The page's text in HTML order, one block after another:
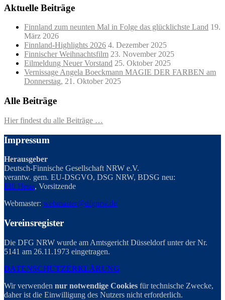
Aktuelle Beiträge
Finnland zum neunten Mal in Folge das glücklichste Land 19.
März 2026
Finnland-Highlights 2026 4. Dezember 2025
Finnischer Weihnachtsfilm 23. November 2025
Eilmeldung Neuer Vorstand 25. Oktober 2025
Vernissage Angela Boeckmann MAGIE DER FARBEN am
Donnerstag, 21. Oktober 2025
Alle Beiträge
Hier findest du alle Beiträge …
Impressum
Herausgeber
Deutsch-Finnische Gesellschaft NRW e.V.
verantw. gem. EU-DSGVO, DSG NRW, BDSG neu:
Elfi Heua, Vorsitzende
Webmaster: webmaster@dfgnrw.de
Vereinsregister
Die DFG NRW wurde am Amtsgericht Düsseldorf unter der Nr.
5141 am 26.11.1973 eingetragen.
DATENSCHUTZERKLÄRUNG
Wir verwenden nur notwendige Cookies für technische Zwecke,
daher ist die Einwilligung des Nutzers nicht erforderlich.